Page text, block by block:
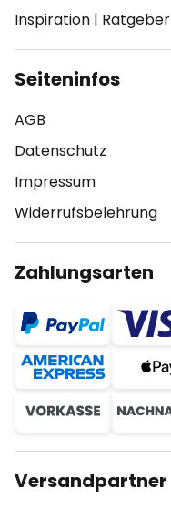
Inspiration | Ratgeber
Seiteninfos
AGB
Datenschutz
Impressum
Widerrufsbelehrung
Zahlungsarten
Versandpartner